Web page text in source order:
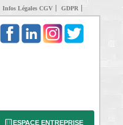
Infos Légales CGV GDPR
ESPACE ENTREPRISE